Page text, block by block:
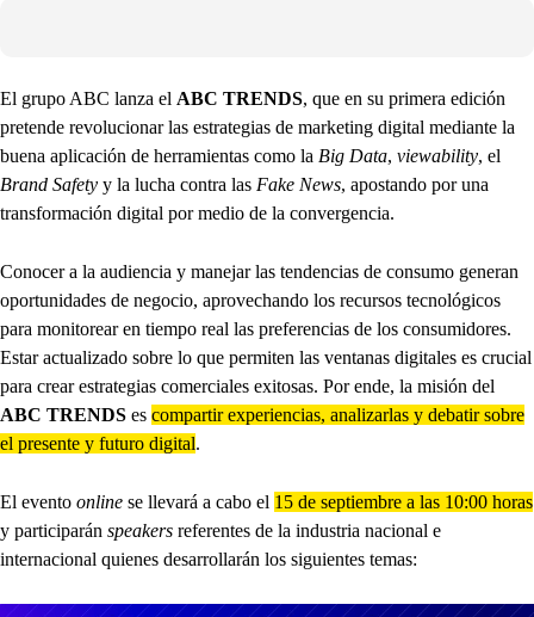
El grupo ABC lanza el ABC TRENDS, que en su primera edición
pretende revolucionar las estrategias de marketing digital mediante la
buena aplicación de herramientas como la Big Data, viewability, el
Brand Safety y la lucha contra las Fake News, apostando por una
transformación digital por medio de la convergencia.
Conocer a la audiencia y manejar las tendencias de consumo generan
oportunidades de negocio, aprovechando los recursos tecnológicos
para monitorear en tiempo real las preferencias de los consumidores.
Estar actualizado sobre lo que permiten las ventanas digitales es crucial
para crear estrategias comerciales exitosas. Por ende, la misión del
ABC TRENDS es compartir experiencias, analizarlas y debatir sobre
el presente y futuro digital.
El evento online se llevará a cabo el 15 de septiembre a las 10:00 horas
y participarán speakers referentes de la industria nacional e
internacional quienes desarrollarán los siguientes temas: